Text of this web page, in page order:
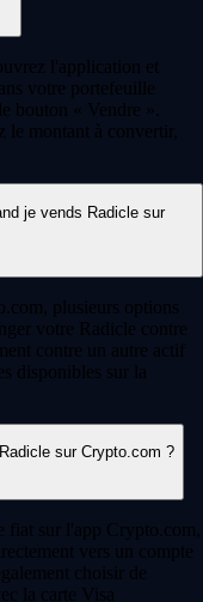
l'application et
votre portefeuille
bouton « Vendre ».
le montant à convertir,
je vends Radicle sur
plusieurs options
votre Radicle contre
contre un autre actif
disponibles sur la
sur Crypto.com ?
fiat sur l'app Crypto.com,
vers un compte
choisir de
la carte Visa